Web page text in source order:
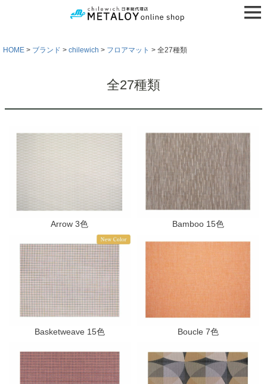
HOME ブランド chilewich フロアマット 全27種類
全27種類
Arrow 3色 Bamboo 15色
Basketweave 15色 Boucle 7色